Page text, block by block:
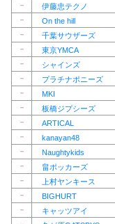
－
伊藤忠テクノ
－
On the hill
－
千葉サウザーズ
－
東京YMCA
－
シャインズ
－
プラチナポニーズ
－
MKI
－
板橋ジプシーズ
－
ARTICAL
－
kanayan48
－
Naughtykids
－
畠ポッカーズ
－
上村ヤンキース
－
BIGHURT
－
キャッツアイ